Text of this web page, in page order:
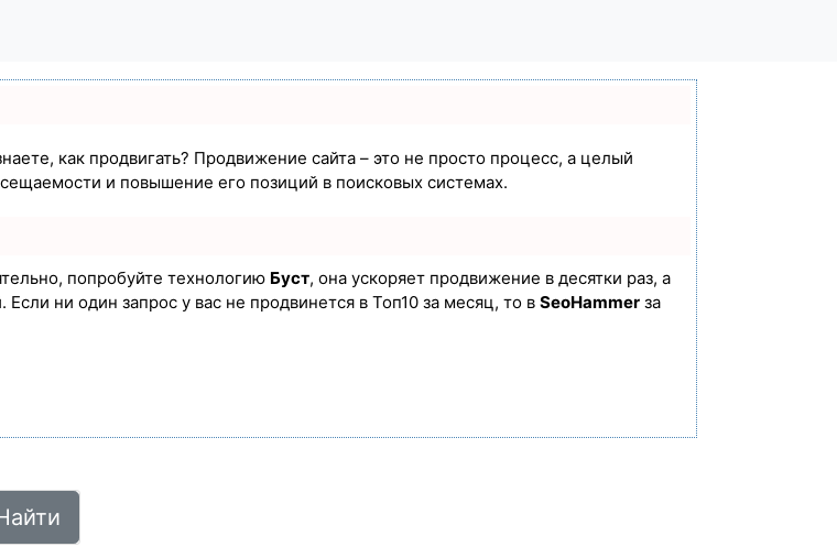
как продвигать? Продвижение сайта – это не просто процесс, а целый
и повышение его позиций в поисковых системах.
попробуйте технологию Буст, она ускоряет продвижение в десятки раз, а
ни один запрос у вас не продвинется в Топ10 за месяц, то в SeoHammer за